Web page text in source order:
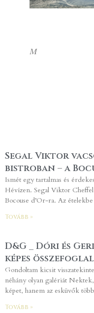
M
Segal Viktor
bistroban – a
Ismét egy tartalmas és
Hévízen. Segal Viktor
Bocouse d’Or-ra. Az
Tovább »
D&G _ Dóri és
képes
Gondoltam kicsit
néhány olyan galériát
képet, hanem az esküvők
Tovább »